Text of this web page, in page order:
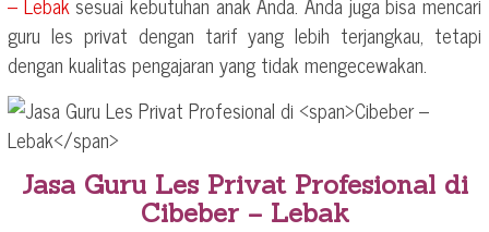
guru les privat dengan tarif yang lebih terjangkau, tetapi
dengan kualitas pengajaran yang tidak mengecewakan.
Jasa Guru Les Privat Profesional di
Cibeber – Lebak